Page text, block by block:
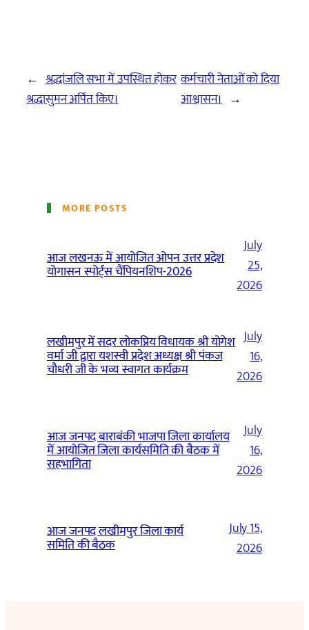
← श्रद्धांजलि सभा में उपस्थित होकर
श्रद्धासुमन अर्पित किए।
कर्मचारी नेताओं को दिया
आश्वासन। →
MORE POSTS
आज लखनऊ में आयोजित ओपन उत्तर प्रदेश
योगासन स्पोर्ट्स चैंपियनशिप-2026
July
25,
2026
लखीमपुर में सदर लोकप्रिय विधायक श्री योगेश
वर्मा जी द्वारा यशस्वी प्रदेश अध्यक्ष श्री पंकज
चौधरी जी के भव्य स्वागत कार्यक्रम
July
16,
2026
आज जनपद बाराबंकी भाजपा जिला कार्यालय
में आयोजित जिला कार्यसमिति की बैठक में
सहभागिता
July
16,
2026
आज जनपद लखीमपुर जिला कार्य
समिति की बैठक
July 15,
2026